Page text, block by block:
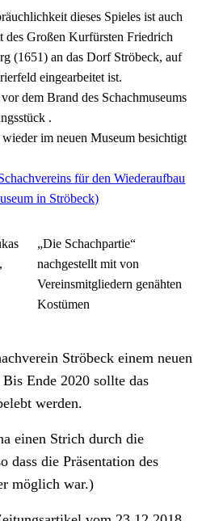
dieses Spieles ist auch
des Großen Kurfürsten Friedrich
(1651) an das Dorf Ströbeck, auf
eingearbeitet ist.
dem Brand des Schachmuseums
.
im neuen Museum besichtigt
für den Wiederaufbau
in Ströbeck)
„Die Schachpartie“
nachgestellt mit von
Vereinsmitgliedern genähten
Kostümen
Ströbeck einem neuen
Ende 2020 sollte das
werden.
einen Strich durch die
dass die Präsentation des
möglich war.)